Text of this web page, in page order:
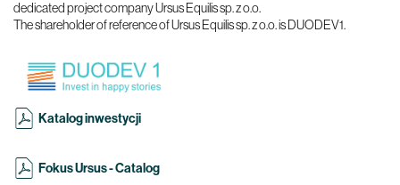
dedicated project company Ursus Equilis sp. z o.o.
The shareholder of reference of Ursus Equilis sp. z o.o. is DUODEV1.
Katalog inwestycji
Fokus Ursus - Catalog